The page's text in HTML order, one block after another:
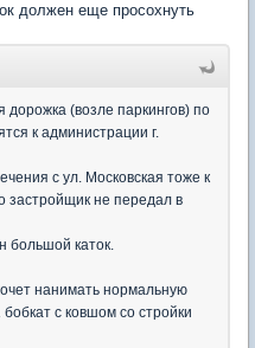
должен еще просохнуть
(возле паркингов) по
к администрации г.
с ул. Московская тоже к
застройщик не передал в
большой каток.
нанимать нормальную
с ковшом со стройки